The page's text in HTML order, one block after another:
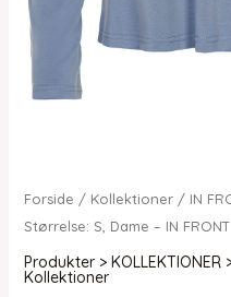
Forside / Kollektioner/ IN
Størrelse: S, Dame – IN FRONT
Produkter > KOLLEKTIONER
Kollektioner